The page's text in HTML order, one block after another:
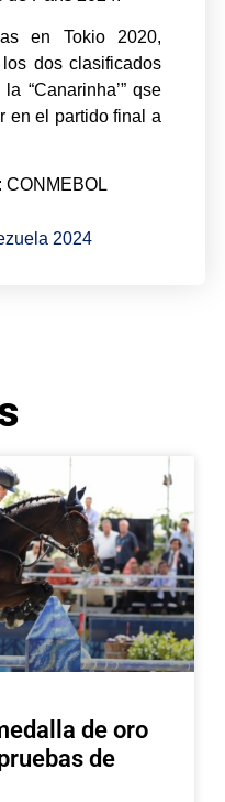
en Tokio 2020,
dos clasificados
“Canarinha’” qse
en el partido final a
CONMEBOL
2024
de oro
de